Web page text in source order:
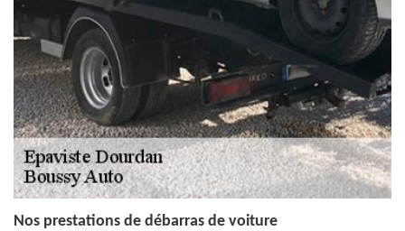
Nos prestations de débarras de voiture